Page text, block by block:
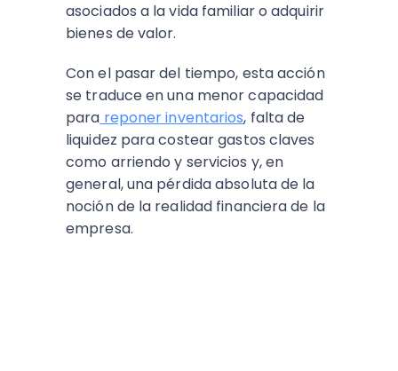
asociados a la vida familiar o adquirir
bienes de valor.
Con el pasar del tiempo, esta acción
se traduce en una menor capacidad
para reponer inventarios, falta de
liquidez para costear gastos claves
como arriendo y servicios y, en
general, una pérdida absoluta de la
noción de la realidad financiera de la
empresa.